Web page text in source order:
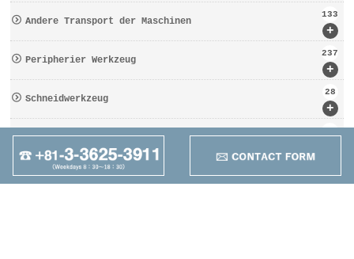
+
Andere Transport der Maschinen
133
+
Peripherier Werkzeug
237
+
Schneidwerkzeug
28
Werkzeugbezogen
162
+
Anders